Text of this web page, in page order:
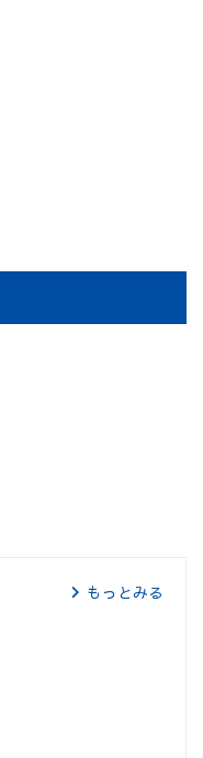
もっとみる